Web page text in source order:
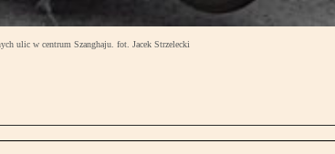
ulic w centrum Szanghaju. fot. Jacek Strzelecki